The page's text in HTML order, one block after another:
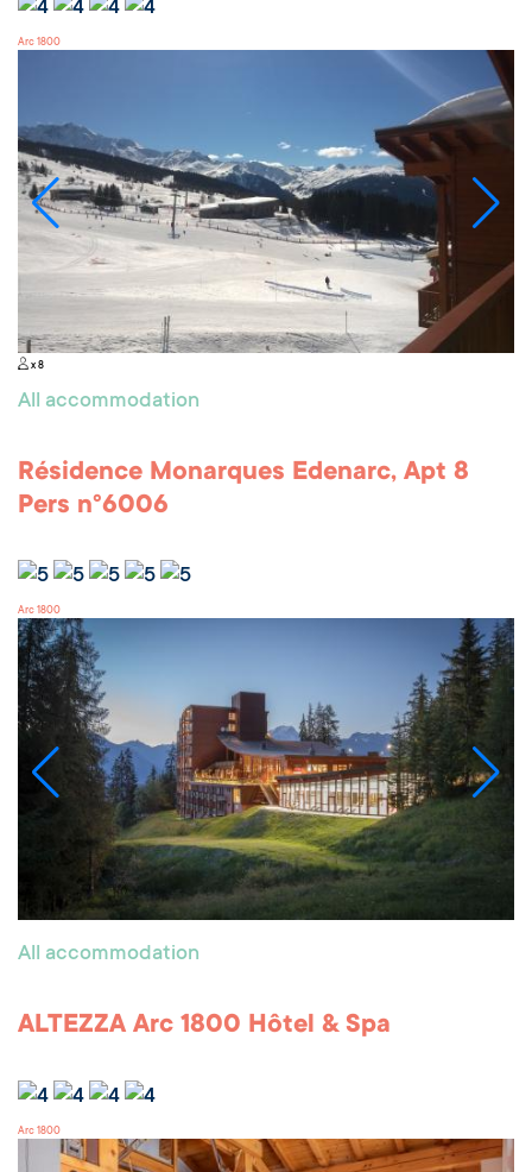
Arc 1800
x 8
All accommodation
Résidence Monarques Edenarc, Apt 8
Pers n°6006
Arc 1800
All accommodation
ALTEZZA Arc 1800 Hôtel & Spa
Arc 1800